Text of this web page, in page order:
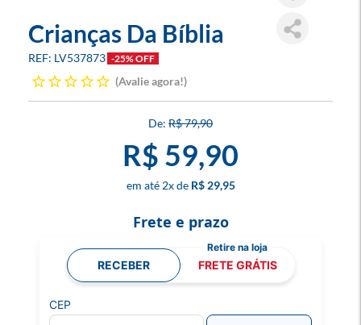
Crianças Da Bíblia
LV537873 -25% OFF
Avalie agora!
R$ 79,90
R$ 59,90
2x R$ 29,95
Frete e prazo
RECEBER FRETE GRÁTIS
CEP